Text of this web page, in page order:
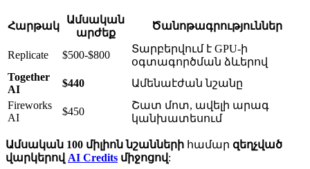
Հարթակ
Ամսական
արժեք
Ծանոթագրություններ
Replicate $500-$800
Տարբերվում է GPU-ի
օգտագործման ձևերով
Together
AI
$440
Ամենաէժան նշանը
Fireworks
AI
$450
Շատ մոտ, ավելի արագ
կանխատեսում
Ամսական 100 միլիոն նշանների համար զեղչված
վարկերով AI Credits միջոցով: